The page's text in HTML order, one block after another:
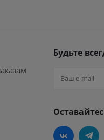
Будьте